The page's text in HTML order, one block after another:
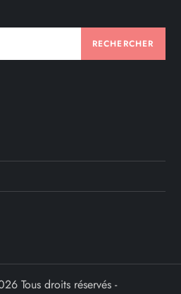
Tous droits réservés -